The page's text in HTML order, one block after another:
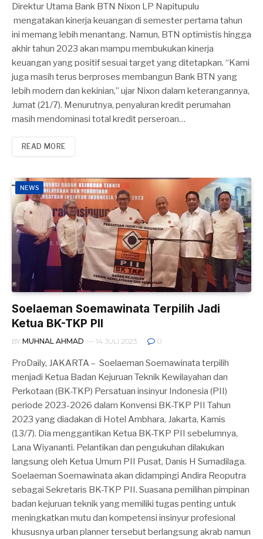
Direktur Utama Bank BTN Nixon LP Napitupulu
mengatakan kinerja keuangan di semester pertama tahun
ini memang lebih menantang. Namun, BTN optimistis hingga
akhir tahun 2023 akan mampu membukukan kinerja
keuangan yang positif sesuai target yang ditetapkan. “Kami
juga masih terus berproses membangun Bank BTN yang
lebih modern dan kekinian,” ujar Nixon dalam keterangannya,
Jumat (21/7). Menurutnya, penyaluran kredit perumahan
masih mendominasi total kredit perseroan…
READ MORE
NEWS
Soelaeman Soemawinata Terpilih Jadi
Ketua BK-TKP PII
BY MUHNAL AHMAD 14 JULI 2023 0
ProDaily, JAKARTA – Soelaeman Soemawinata terpilih
menjadi Ketua Badan Kejuruan Teknik Kewilayahan dan
Perkotaan (BK-TKP) Persatuan insinyur Indonesia (PII)
periode 2023-2026 dalam Konvensi BK-TKP PII Tahun
2023 yang diadakan di Hotel Ambhara, Jakarta, Kamis
(13/7). Dia menggantikan Ketua BK-TKP PII sebelumnya,
Lana Wiyananti. Pelantikan dan pengukuhan dilakukan
langsung oleh Ketua Umum PII Pusat, Danis H Sumadilaga.
Soelaeman Soemawinata akan didampingi Andira Reoputra
sebagai Sekretaris BK-TKP PII. Suasana pemilihan pimpinan
badan kejuruan teknik yang memiliki tugas penting untuk
meningkatkan mutu dan kompetensi insinyur profesional
khususnya urban planner tersebut berlangsung akrab namun